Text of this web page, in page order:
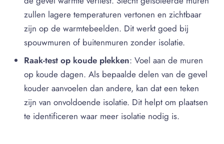
zullen lagere temperaturen vertonen en zichtbaar
zijn op de warmtebeelden. Dit werkt goed bij
spouwmuren of buitenmuren zonder isolatie.
Raak-test op koude plekken: Voel aan de muren
op koude dagen. Als bepaalde delen van de gevel
kouder aanvoelen dan andere, kan dat een teken
zijn van onvoldoende isolatie. Dit helpt om plaatsen
te identificeren waar meer isolatie nodig is.